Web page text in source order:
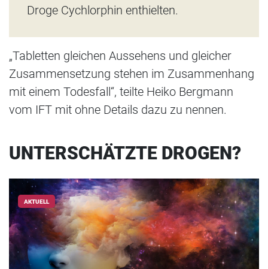
Droge Cychlorphin enthielten.
„Tabletten gleichen Aussehens und gleicher
Zusammensetzung stehen im Zusammenhang
mit einem Todesfall“, teilte Heiko Bergmann
vom IFT mit ohne Details dazu zu nennen.
UNTERSCHÄTZTE DROGEN?
AKTUELL